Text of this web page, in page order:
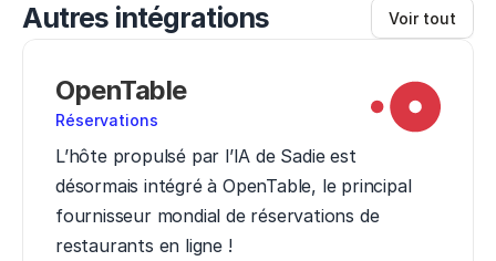
Autres intégrations Voir tout
OpenTable
Réservations
L’hôte propulsé par l’IA de Sadie est
désormais intégré à OpenTable, le principal
fournisseur mondial de réservations de
restaurants en ligne !